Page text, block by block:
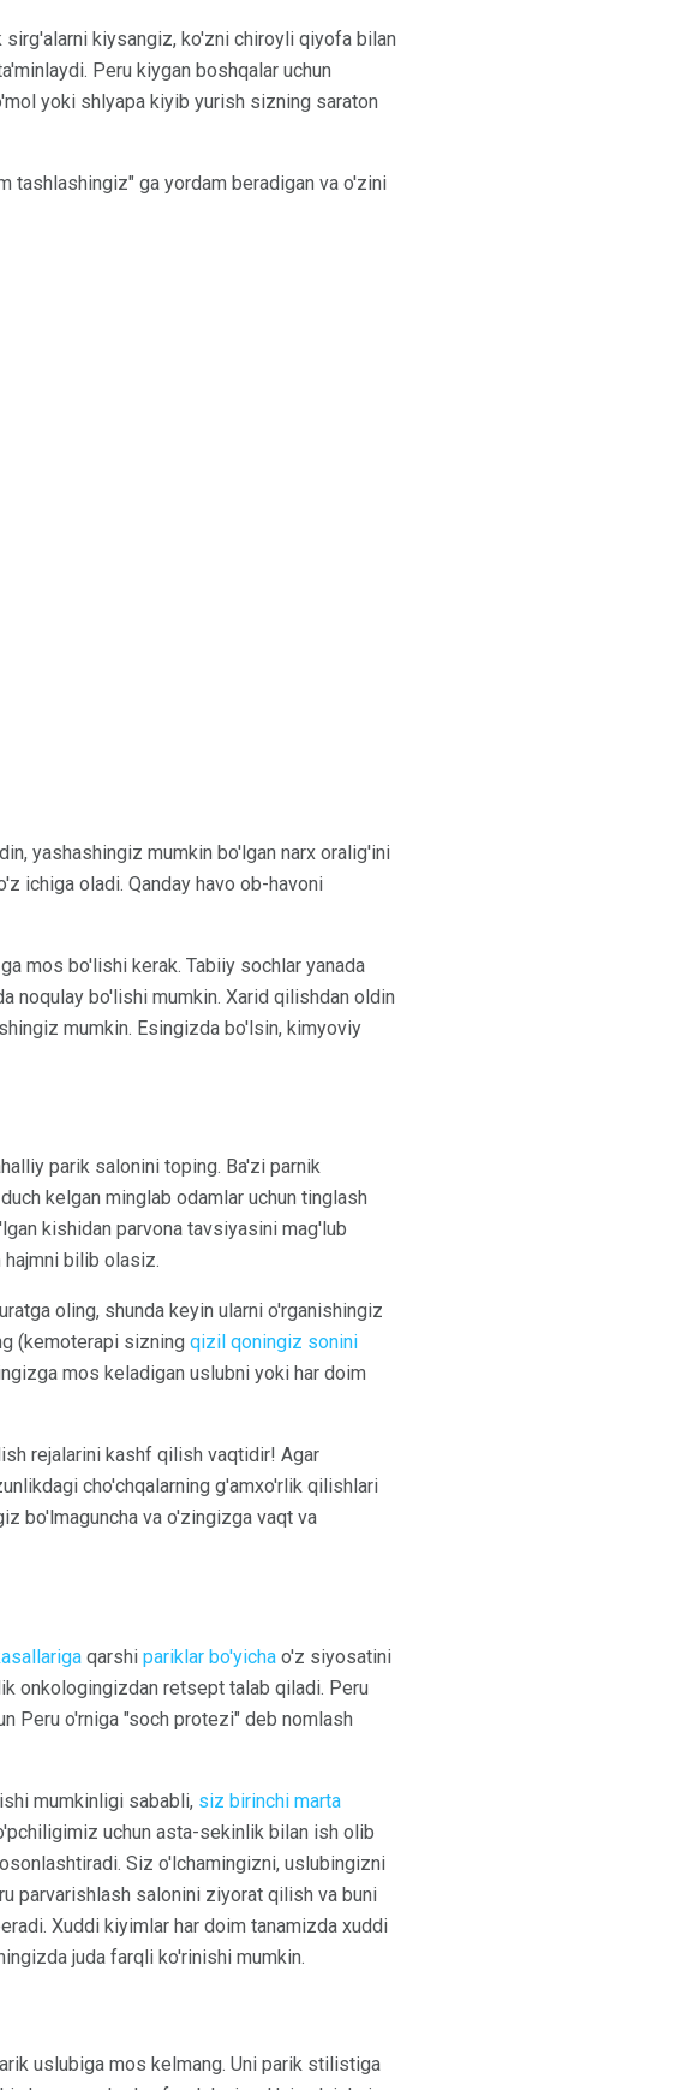
sirg'alarni kiysangiz, ko'zni chiroyli qiyofa bilan
Peru kiygan boshqalar uchun
yoki shlyapa kiyib yurish sizning saraton
tashlashingiz" ga yordam beradigan va o'zini
yashashingiz mumkin bo'lgan narx oralig'ini
ichiga oladi. Qanday havo ob-havoni
mos bo'lishi kerak. Tabiiy sochlar yanada
noqulay bo'lishi mumkin. Xarid qilishdan oldin
mumkin. Esingizda bo'lsin, kimyoviy
parik salonini toping. Ba'zi parnik
kelgan minglab odamlar uchun tinglash
kishidan parvona tavsiyasini mag'lub
hajmni bilib olasiz.
oling, shunda keyin ularni o'rganishingiz
(kemoterapi sizning qizil qoningiz sonini
mos keladigan uslubni yoki har doim
rejalarini kashf qilish vaqtidir! Agar
cho'chqalarning g'amxo'rlik qilishlari
bo'lmaguncha va o'zingizga vaqt va
qarshi pariklar bo'yicha o'z siyosatini
onkologingizdan retsept talab qiladi. Peru
Peru o'rniga "soch protezi" deb nomlash
mumkinligi sababli, siz birinchi marta
uchun asta-sekinlik bilan ish olib
Siz o'lchamingizni, uslubingizni
parvarishlash salonini ziyorat qilish va buni
Xuddi kiyimlar har doim tanamizda xuddi
juda farqli ko'rinishi mumkin.
uslubiga mos kelmang. Uni parik stilistiga